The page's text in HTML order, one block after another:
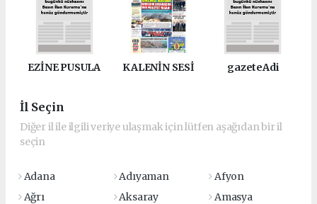
EZİNE PUSULA KALENİN SESİ gazeteAdi
İl Seçin
Diğer il ile ilgili veriye ulaşmak için lütfen aşağıdan bir il
seçin
Adana Adıyaman
Afyon
Ağrı
Aksaray
Amasya